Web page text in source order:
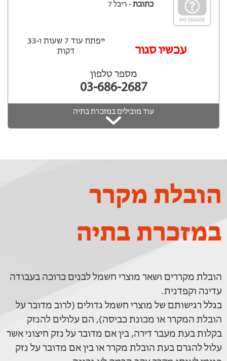
כתובת- ריבל 7
עכשיו סגור
ייפתח עוד 7 שעות ‫ו-33
דקות
מספר טלפון
03-686-2687
עוד מובילים במזכרת בתיה
הובלת מקרר
במזכרת בתיה
הובלת מקררים ושאר מוצרי חשמל לבנים כרוכה בעבודה
עדינה וקפדנית.
בגלל רגישותם של מוצרי חשמל גדולים (לרוב מדובר על
הובלת המקרר או מכונת כביסה), הם עלולים להנזק
בקלות בעת מעבר דירה, בין אם מדובר על נזק חיצוני אשר
עלול להגרם בעת הובלת מקרר או בין אם מדובר על נזק